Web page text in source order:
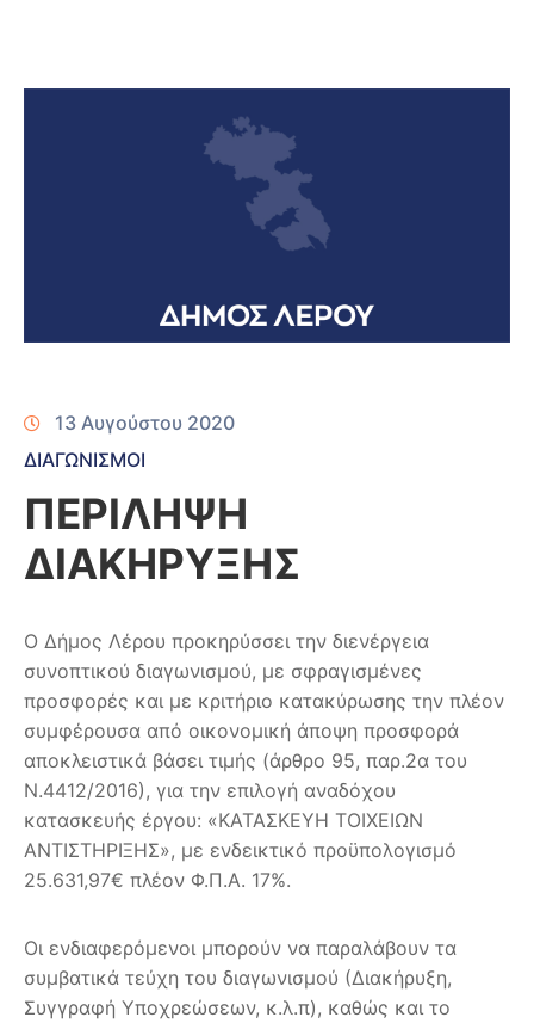
13 Αυγούστου 2020
ΔΙΑΓΩΝΙΣΜΟΙ
ΠΕΡΙΛΗΨΗ
ΔΙΑΚΗΡΥΞΗΣ
Ο Δήμος Λέρου προκηρύσσει την διενέργεια
συνοπτικού διαγωνισμού, με σφραγισμένες
προσφορές και με κριτήριο κατακύρωσης την πλέον
συμφέρουσα από οικονομική άποψη προσφορά
αποκλειστικά βάσει τιμής (άρθρο 95, παρ.2α του
Ν.4412/2016), για την επιλογή αναδόχου
κατασκευής έργου: «ΚΑΤΑΣΚΕΥΗ ΤΟΙΧΕΙΩΝ
ΑΝΤΙΣΤΗΡΙΞΗΣ», με ενδεικτικό προϋπολογισμό
25.631,97€ πλέον Φ.Π.Α. 17%.
Οι ενδιαφερόμενοι μπορούν να παραλάβουν τα
συμβατικά τεύχη του διαγωνισμού (Διακήρυξη,
Συγγραφή Υποχρεώσεων, κ.λ.π), καθώς και το